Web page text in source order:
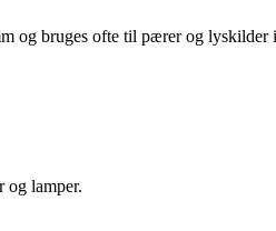
og bruges ofte til pærer og lyskilder
og lamper.